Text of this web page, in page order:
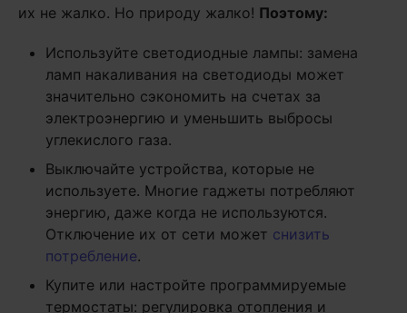
их не жалко. Но природу жалко! Поэтому:
Используйте светодиодные лампы: замена
ламп накаливания на светодиоды может
значительно сэкономить на счетах за
электроэнергию и уменьшить выбросы
углекислого газа.
Выключайте устройства, которые не
используете. Многие гаджеты потребляют
энергию, даже когда не используются.
Отключение их от сети может снизить
потребление.
Купите или настройте программируемые
термостаты: регулировка отопления и